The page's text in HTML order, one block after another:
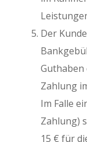
Der
Guthaben
Zahlung
Im Falle
Zahlung)
15 € für